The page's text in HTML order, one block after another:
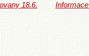
18.6.